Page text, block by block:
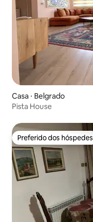
Casa ⋅ Belgrado
Pista House
Preferido dos hóspedes
Preferido dos hóspedes